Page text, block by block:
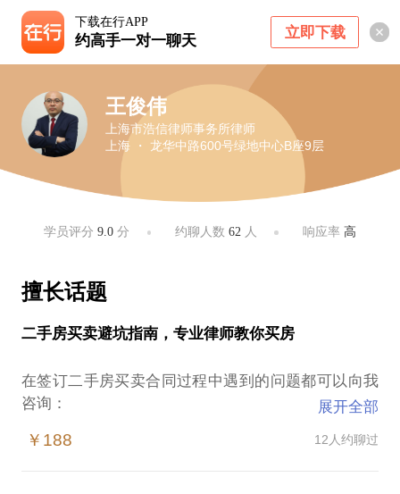
下载在行APP
约高手一对一聊天 立即下载
王俊伟
上海市浩信律师事务所律师
上海 ・ 龙华中路600号绿地中心B座9层
学员评分9.0 分 约聊人数 62 人 响应率 高
擅长话题
二手房买卖避坑指南，专业律师教你买房
在签订二手房买卖合同过程中遇到的问题都可以向我
咨询：
展开全部
￥188 12人约聊过